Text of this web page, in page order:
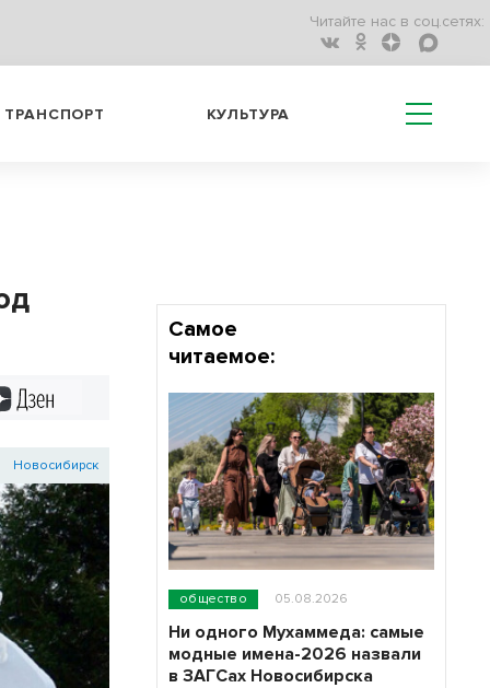
Читайте нас в соц.сетях:
ТРАНСПОРТ КУЛЬТУРА
Новосибирск
Самое
читаемое:
общество 05.08.2026
Ни одного Мухаммеда: самые
модные имена-2026 назвали
в ЗАГСах Новосибирска